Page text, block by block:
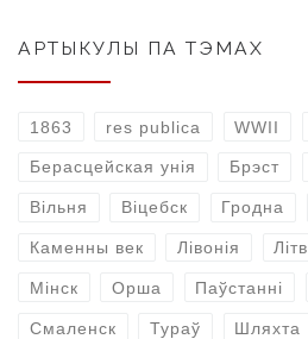
АРТЫКУЛЫ ПА ТЭМАХ
1863 res publica WWII
Берасцейская унія Брэст
Вільня Віцебск Гродна
Каменны век Лівонія
Мінск Орша Паўстанні
Смаленск Тураў Шляхта